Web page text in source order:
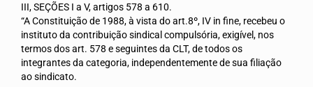
Certidão Sindical
Contribuições
Contribuição Sindical
III, SEÇÕES I a V, artigos 578 a 610.
“A Constituição de 1988, à vista do art.8º, IV in fine, recebeu o
instituto da contribuição sindical compulsória, exigível, nos
termos dos art. 578 e seguintes da CLT, de todos os
integrantes da categoria, independentemente de sua filiação
ao sindicato.